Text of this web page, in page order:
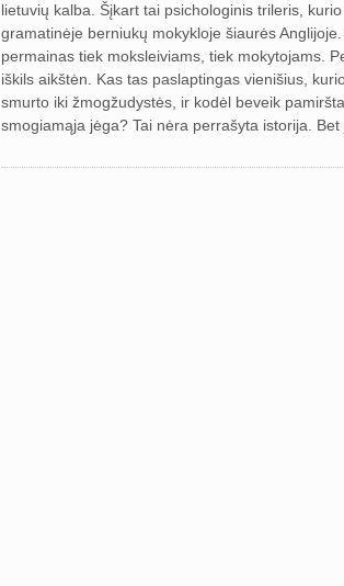
lietuvių kalba. Šįkart tai psichologinis trileris,
gramatinėje berniukų mokykloje šiaurės
permainas tiek moksleiviams, tiek mokytojams.
iškils aikštėn. Kas tas paslaptingas vienišius,
smurto iki žmogžudystės, ir kodėl beveik
smogiamąja jėga? Tai nėra perrašyta istorija. Bet